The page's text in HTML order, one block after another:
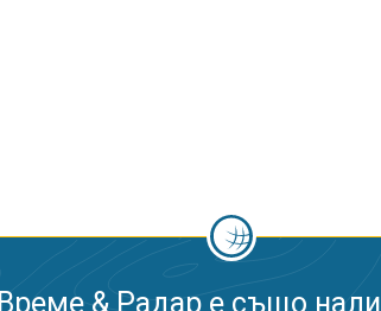
Време & Радар е също